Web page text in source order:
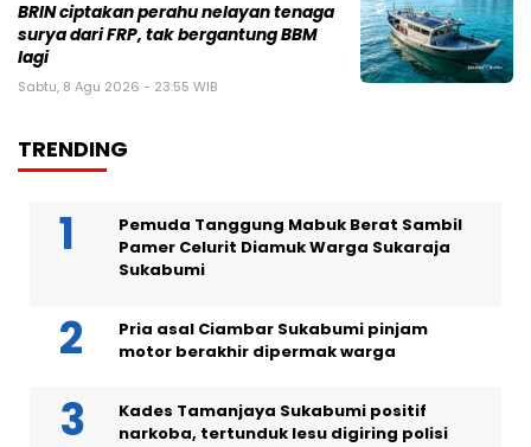
BRIN ciptakan perahu nelayan tenaga
surya dari FRP, tak bergantung BBM
lagi
Sabtu, 8 Agu 2026 - 23:55 WIB
TRENDING
Pemuda Tanggung Mabuk Berat Sambil
Pamer Celurit Diamuk Warga Sukaraja
Sukabumi
Pria asal Ciambar Sukabumi pinjam
motor berakhir dipermak warga
Kades Tamanjaya Sukabumi positif
narkoba, tertunduk lesu digiring polisi